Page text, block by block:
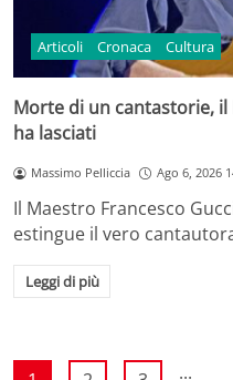
Articoli Cronaca Cultura
Morte di un cantastorie, il
ha lasciati
Massimo Pelliccia Ago 6, 2026
Il Maestro Francesco
estingue il vero
Leggi di più
...